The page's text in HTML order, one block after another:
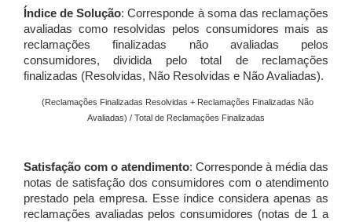
Índice de Solução: Corresponde à soma das reclamações
avaliadas como resolvidas pelos consumidores mais as
reclamações finalizadas não avaliadas pelos
consumidores, dividida pelo total de reclamações
finalizadas (Resolvidas, Não Resolvidas e Não Avaliadas).
(Reclamações Finalizadas Resolvidas + Reclamações Finalizadas Não
Avaliadas) / Total de Reclamações Finalizadas
Satisfação com o atendimento: Corresponde à média das
notas de satisfação dos consumidores com o atendimento
prestado pela empresa. Esse índice considera apenas as
reclamações avaliadas pelos consumidores (notas de 1 a